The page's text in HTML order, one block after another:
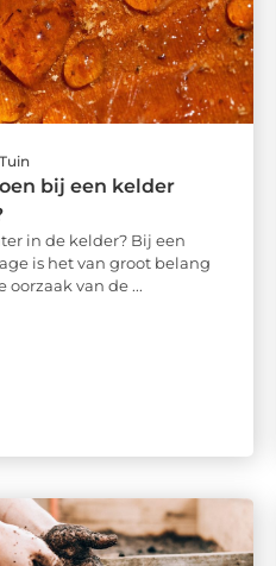
bij een kelder
in de kelder? Bij een
is het van groot belang
oorzaak van de ...